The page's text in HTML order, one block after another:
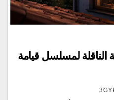
الناقلة لمسلسل قيامة